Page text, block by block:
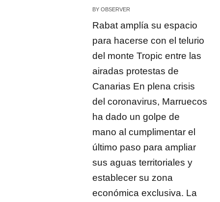
BYOBSERVER
Rabat amplía su espacio
para hacerse con el telurio
del monte Tropic entre las
airadas protestas de
Canarias En plena crisis
del coronavirus, Marruecos
ha dado un golpe de
mano al cumplimentar el
último paso para ampliar
sus aguas territoriales y
establecer su zona
económica exclusiva. La